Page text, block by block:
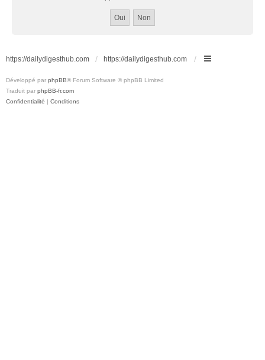
https://dailydigesthub.com https://dailydigesthub.com
Développé par phpBB® Forum Software © phpBB Limited
Traduit par phpBB-fr.com
Confidentialité | Conditions